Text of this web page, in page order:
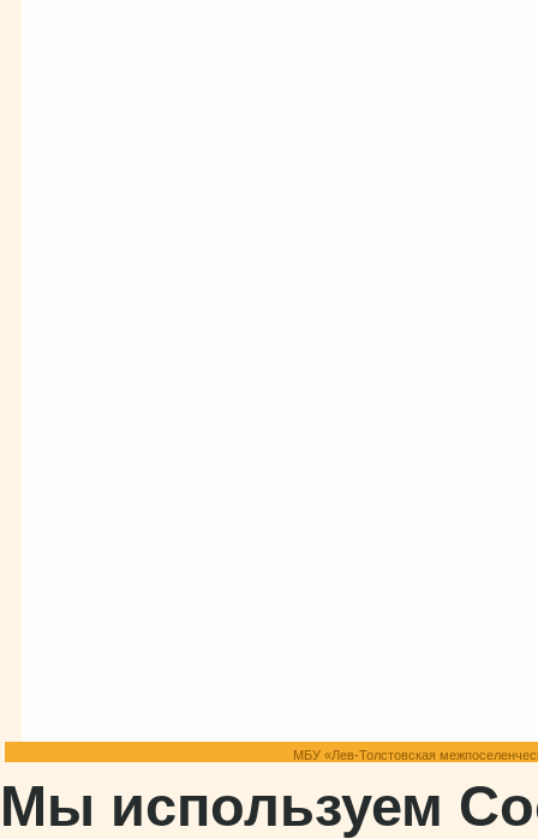
МБУ «Лев-Толстовская
Мы используем